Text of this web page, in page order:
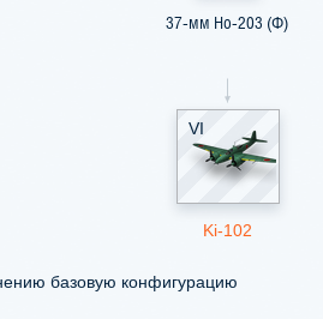
37-мм Ho-203 (Ф)
VI
Ki-102
базовую конфигурацию